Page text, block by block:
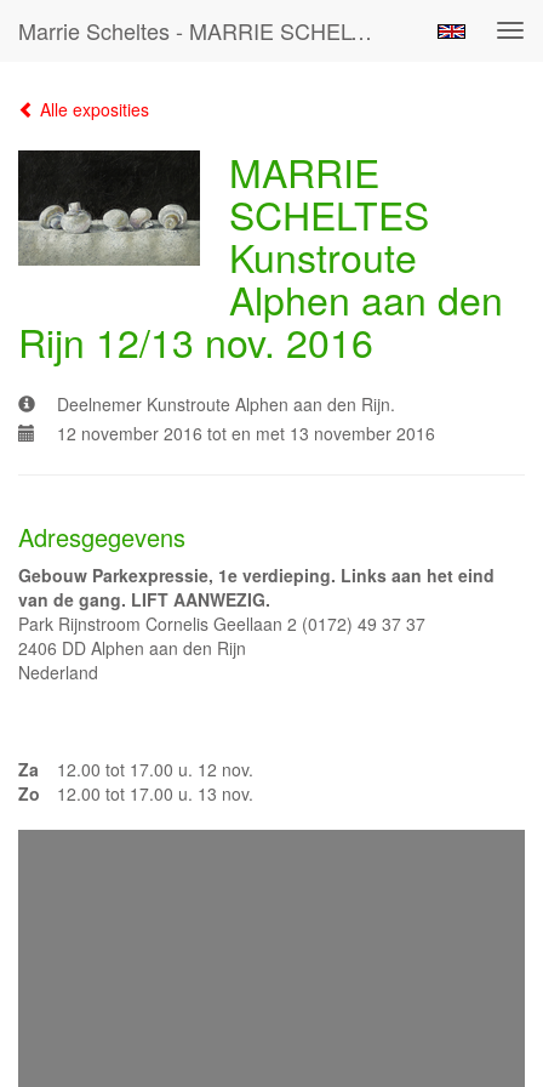
Marrie Scheltes - MARRIE SCHELTES Kunstroute Alphen Aan Den Rijn 12/13 Nov. 2016
Alle exposities
MARRIE
SCHELTES
Kunstroute
Alphen aan den
Rijn 12/13 nov. 2016
Deelnemer Kunstroute Alphen aan den Rijn.
12 november 2016 tot en met 13 november 2016
Adresgegevens
Gebouw Parkexpressie, 1e verdieping. Links aan het eind
van de gang. LIFT AANWEZIG.
Park Rijnstroom Cornelis Geellaan 2 (0172) 49 37 37
2406 DD Alphen aan den Rijn
Nederland
Za
12.00 tot 17.00 u. 12 nov.
Zo
12.00 tot 17.00 u. 13 nov.